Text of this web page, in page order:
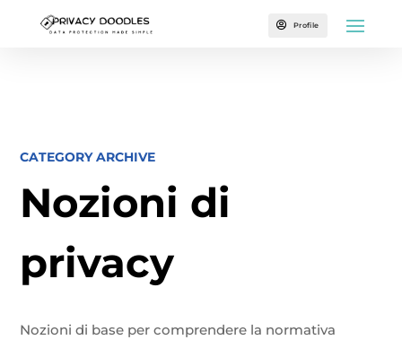
 Profile
CATEGORY ARCHIVE
Nozioni di
privacy
Nozioni di base per comprendere la normativa